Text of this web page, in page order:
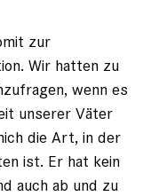
zur
Wir hatten zu
wenn es
unserer Väter
die Art, in der
ist. Er hat kein
auch ab und zu